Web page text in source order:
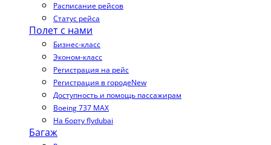
Расписание рейсов
Статус рейса
Полет с нами
Бизнес-класс
Эконом-класс
Регистрация на рейс
Регистрация в городеNew
Доступность и помощь пассажирам
Boeing 737 MAX
На борту flydubai
Багаж